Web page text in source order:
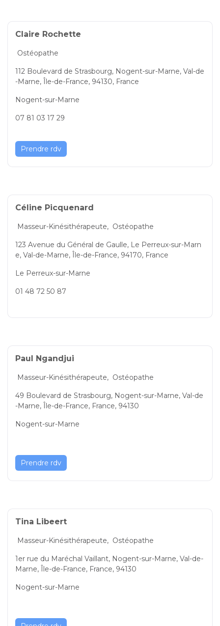
Claire Rochette
Ostéopathe
112 Boulevard de Strasbourg, Nogent-sur-Marne, Val-de
-Marne, Île-de-France, 94130, France
Nogent-sur-Marne
07 81 03 17 29
Prendre rdv
Céline Picquenard
Masseur-Kinésithérapeute, Ostéopathe
123 Avenue du Général de Gaulle, Le Perreux-sur-Marn
e, Val-de-Marne, Île-de-France, 94170, France
Le Perreux-sur-Marne
01 48 72 50 87
Paul Ngandjui
Masseur-Kinésithérapeute, Ostéopathe
49 Boulevard de Strasbourg, Nogent-sur-Marne, Val-de
-Marne, Île-de-France, France, 94130
Nogent-sur-Marne
Prendre rdv
Tina Libeert
Masseur-Kinésithérapeute, Ostéopathe
1er rue du Maréchal Vaillant, Nogent-sur-Marne, Val-de-
Marne, Île-de-France, France, 94130
Nogent-sur-Marne